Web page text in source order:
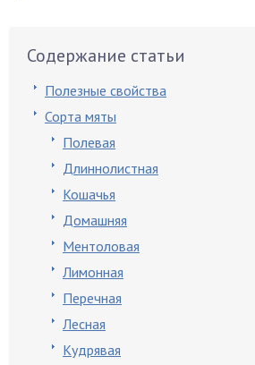
Содержание статьи
Полезные свойства
Сорта мяты
Полевая
Длиннолистная
Кошачья
Домашняя
Ментоловая
Лимонная
Перечная
Лесная
Кудрявая